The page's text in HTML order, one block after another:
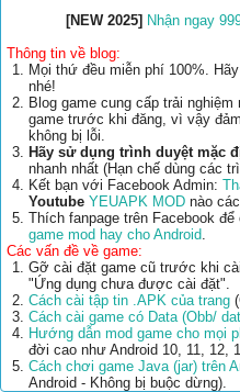
[NEW 2025] Nhận ngay
Thông tin về blog:
Mọi thứ đều miễn phí 100%.
nhé!
Blog game cung cấp trải
game trước khi đăng, vì vậy
không bị lỗi.
Hãy sử dụng trình duyệt mặc
nhanh nhất (Hạn chế dùng các
Kết bạn với Facebook Admin:
Youtube YEUAPK MOD nào
Thích fanpage trên Facebook
game mod hay cho Android.
Các vấn đề về game:
Gỡ cài đặt game cũ trước khi
"Ứng dụng chưa được cài đặt".
Cách cài tập tin .APK của trang
Cách cài game có Data (Obb/
Hướng dẫn mod game cho mọi
đời cao như Android 10, 11, 12,
Cách chơi game Java (jar) trên
Android - Không bị buộc dừng).